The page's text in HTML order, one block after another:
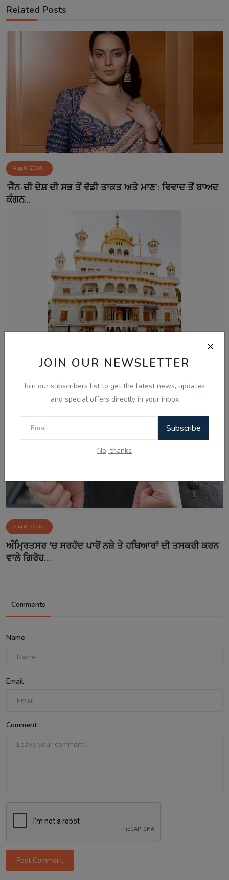
JOIN OUR NEWSLETTER
Join our subscribers list to get the latest news, updates
and special offers directly in your inbox
Subscribe
No, thanks
Related Posts
Aug 8, 2026
‘ਜੈੱਨ-ਜ਼ੀ ਦੇਸ਼ ਦੀ ਸਭ ਤੋਂ ਵੱਡੀ ਤਾਕਤ ਅਤੇ ਮਾਣ’: ਵਿਵਾਦ ਤੋਂ ਬਾਅਦ
ਕੰਗਨ...
ਅਕਾਲ ਤਖ਼ਤ ਵੱਲੋਂ ਬਣਾਏ ਪੈਨਲ ਨੇ ਪੰਜਾਬ ਸਰਕਾਰ ਨਾਲ ਅੱਗੇ
Aug 8, 2026
ਅੰਮ੍ਰਿਤਸਰ 'ਚ ਸਰਹੱਦ ਪਾਰੋਂ ਨਸ਼ੇ ਤੇ ਹਥਿਆਰਾਂ ਦੀ ਤਸਕਰੀ ਕਰਨ
ਵਾਲੇ ਗਿਰੋਹ...
Comments
Name
Email
Comment
Post Comment